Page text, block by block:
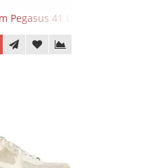
Pegasus 41 Lilac Bloom